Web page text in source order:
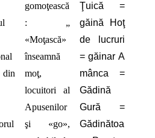
Ţuică =
găină Hoţ
de lucruri
= găinar A
mânca =
Gădină
Gură =
Gădinătoa